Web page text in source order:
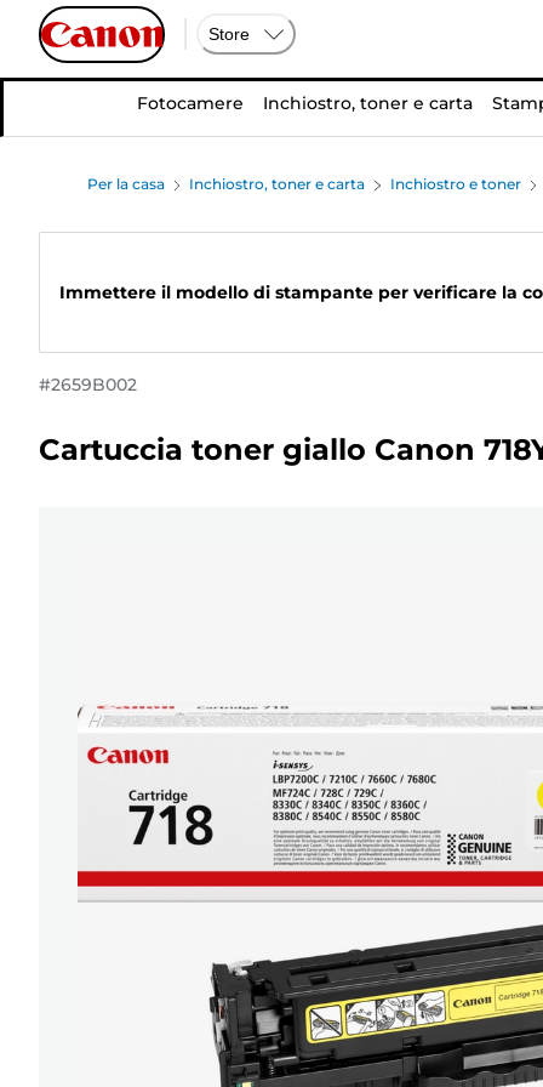
Store
Fotocamere Inchiostro, toner e carta
Per la casa Inchiostro, toner e carta Inchiostro e toner
Immettere il modello di stampante per verificare la
#2659B002
Cartuccia toner giallo Canon